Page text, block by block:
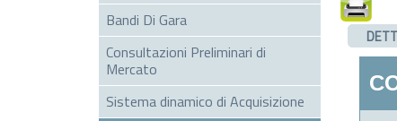
Bandi Di Gara
Consultazioni Preliminari di
Mercato
Sistema dinamico di Acquisizione